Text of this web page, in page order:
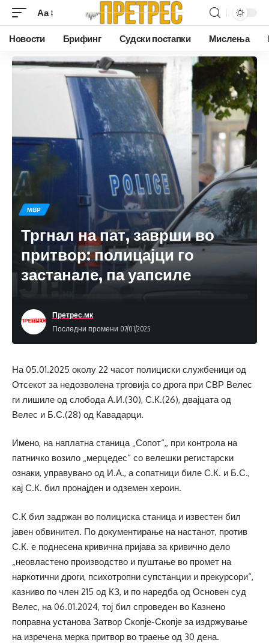
Аа
Новости Брифинг Судски постапки Мислења
МВР
Тргнал на пат, заврши во
притвор: полицајци го
застанале, па уапсиле
Последни промени 07/01/2025
Претрес.мк
На 05.01.2025 околу 22 часот полициски службеници од
Отсекот за недозволена трговија со дрога при СВР Велес
ги лишиле од слобода А.И.(30), С.К.(26), двајцата од
Велес и Б.С.(28) од Кавадарци.
Имено, на наплатна станица „Сопот“,, при контрола на
патничко возило „мерцедес“ со велешки регистарски
ознаки, управувано од И.А., а сопатници биле С.К. и Б.С.,
кај С.К. бил пронајден и одземен хероин.
С.К бил задржан во полициска станица и известен бил
јавен обвинител. По документирање на настанот, против
С.К. е поднесена кривична пријава за кривично дело
„неовластено производство и пуштање во промет на
наркотични дроги, психотропни супстанции и прекурсори“,
казниво по член 215 од КЗ, и по наредба од Основен суд
Велес, на 06.01.2024, тој бил спроведен во Казнено
поправна установа Затвор Скопје-Скопје за издржување
на изречена мерка притвор во траење од 30 дена.